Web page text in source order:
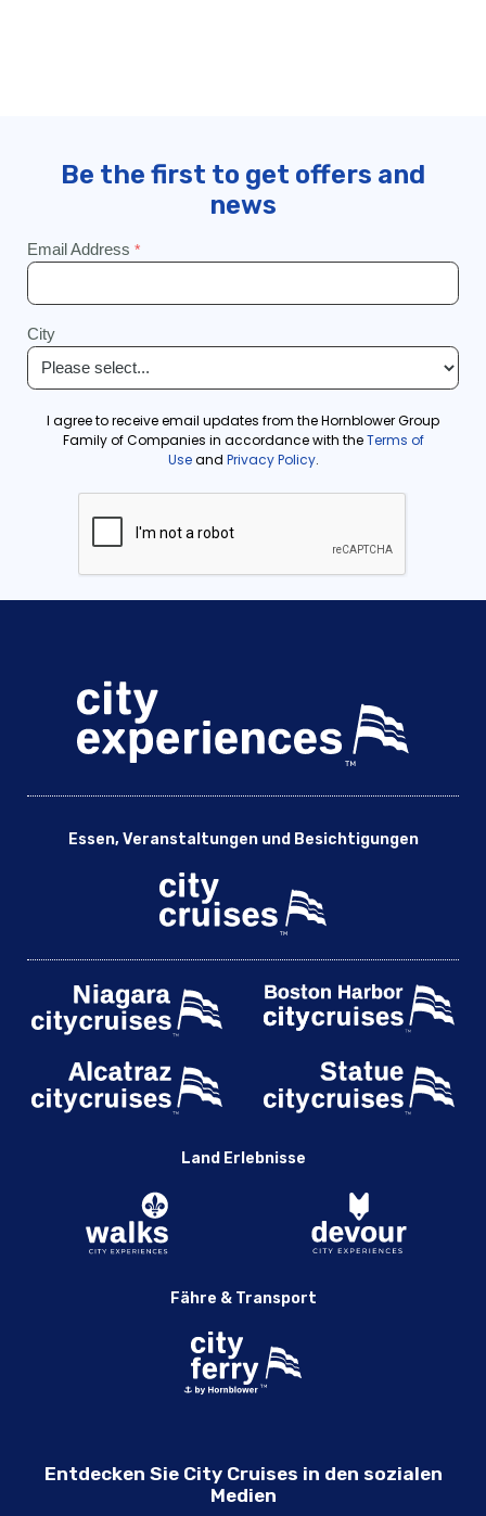
Essen, Veranstaltungen und Besichtigungen
Land Erlebnisse
Fähre & Transport
Entdecken Sie City Cruises in den sozialen
Medien